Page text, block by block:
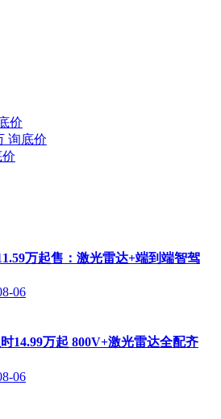
价
询底价
万起售：激光雷达+端到端智驾
06
14.99万起 800V+激光雷达全配齐
06